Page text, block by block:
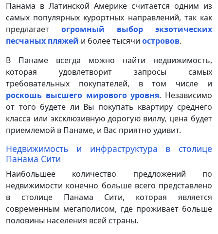
Панама в Латинской Америке считается одним из
самых популярных курортных направлений, так как
предлагает огромный выбор экзотических
песчаных пляжей и более тысячи островов.
В Панаме всегда можно найти недвижимость,
которая удовлетворит запросы самых
требовательных покупателей, в том числе и
роскошь высшего мирового уровня. Независимо
от того будете ли Вы покупать квартиру среднего
класса или эксклюзивную дорогую виллу, цена будет
приемлемой в Панаме, и Вас приятно удивит.
Недвижимость и инфраструктура в столице
Панама Сити
Наибольшее количество предложений по
недвижимости конечно больше всего представлено
в столице Панама Сити, которая является
современным мегаполисом, где проживает больше
половины населения всей страны.